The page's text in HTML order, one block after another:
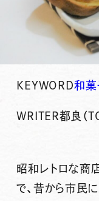
KEYWORD和菓
WRITER都良（
昭和レトロな商
で、昔から市民